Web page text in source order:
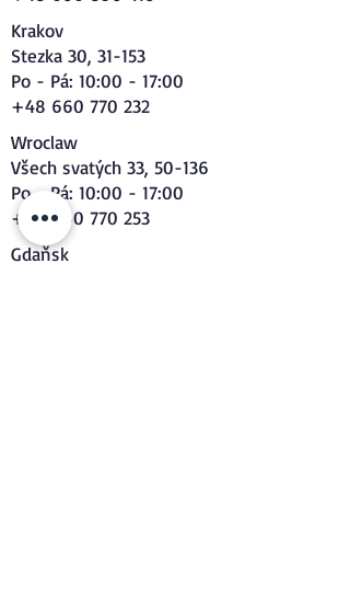
Krakov
Stezka 30, 31-153
Po - Pá: 10:00 - 17:00
+48 660 770 232
Wroclaw
Všech svatých 33, 50-136
Po - Pá: 10:00 - 17:00
+48 660 770 253
Gdaňsk